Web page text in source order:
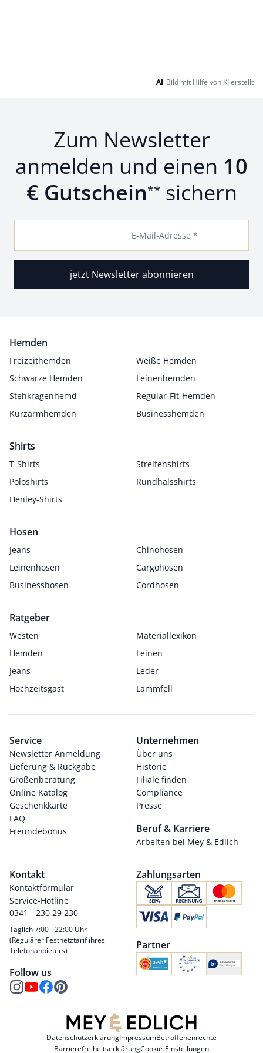
AI Bild mit Hilfe von KI erstellt
Zum Newsletter
anmelden und einen 10
€ Gutschein** sichern
E-Mail-Adresse *
jetzt Newsletter abonnieren
Hemden
Freizeithemden
Weiße Hemden
Schwarze Hemden
Leinenhemden
Stehkragenhemd
Regular-Fit-Hemden
Kurzarmhemden
Businesshemden
Shirts
T-Shirts
Streifenshirts
Poloshirts
Rundhalsshirts
Henley-Shirts
Hosen
Jeans
Chinohosen
Leinenhosen
Cargohosen
Businesshosen
Cordhosen
Ratgeber
Westen
Materiallexikon
Hemden
Leinen
Jeans
Leder
Hochzeitsgast
Lammfell
Service
Newsletter Anmeldung
Lieferung & Rückgabe
Größenberatung
Online Katalog
Geschenkkarte
FAQ
Freundebonus
Unternehmen
Über uns
Historie
Filiale finden
Compliance
Presse
Beruf & Karriere
Arbeiten bei Mey & Edlich
Kontakt
Kontaktformular
Service-Hotline
0341 - 230 29 230
Täglich 7:00 - 22:00 Uhr
(Regulärer Festnetztarif ihres
Telefonanbieters)
Follow us
Zahlungsarten
Partner
DatenschutzerklärungImpressumBetroffenenrechte
BarrierefreiheitserklärungCookie-Einstellungen